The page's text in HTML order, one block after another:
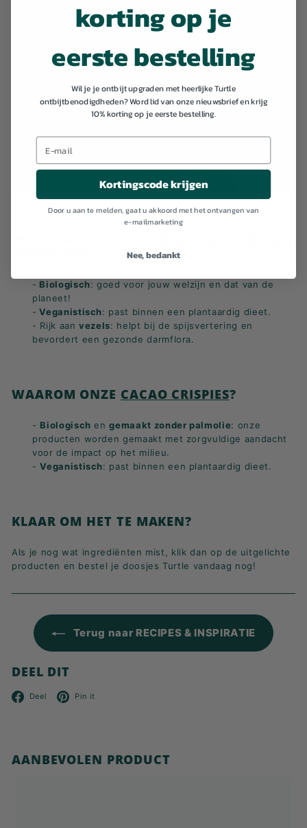
- Biologisch: goed voor jouw welzijn en dat van de
planeet!
- Veganistisch: past binnen een plantaardig dieet.
- Rijk aanvezels: helpt bij de spijsvertering en
bevordert een gezonde darmflora.
WAAROM ONZE CACAO CRISPIES?
- Biologisch engemaakt zonder palmolie: onze
producten worden gemaakt met zorgvuldige aandacht
voor de impact op het milieu.
-Veganistisch: past binnen een plantaardig dieet.
KLAAR OM HET TE MAKEN?
Als je nog wat ingrediënten mist, klik dan op de uitgelichte
producten en bestel je doosjes Turtle vandaag nog!
Terug naar RECIPES & INSPIRATIE
DEEL DIT
Deel Facebook
Pin it
AANBEVOLEN PRODUCT
korting op je
eerste bestelling
Wil je je ontbijt upgraden met heerlijke Turtle
ontbijtbenodigdheden? Word lid van onze nieuwsbrief en krijg
10% korting op je eerste bestelling.
Kortingscode krijgen
Door u aan te melden, gaat u akkoord met het ontvangen van
e-mailmarketing
Nee, bedankt